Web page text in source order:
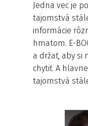
Jedna vec je
tajomstvá
informácie
hmatom. E-
a držať, aby si
chytiť. A
tajomstvá